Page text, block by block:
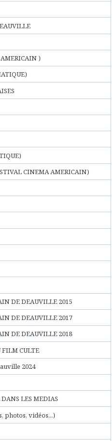
)
CINEMA AMERICAIN)
DE DEAUVILLE 2015
DE DEAUVILLE 2017
DE DEAUVILLE 2018
CULTE
2024
LES MEDIAS
photos, vidéos...)